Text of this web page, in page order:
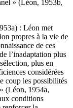
» (Léon, 1953b,
: Léon met
propres à la vie de
de ces
l’inadaptation plus
plus en
considérées
coup les possibilités
(Léon, 1954a,
conditions